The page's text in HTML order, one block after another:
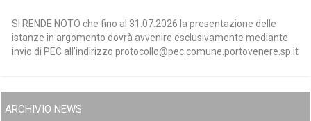
SI RENDE NOTO che fino al 31.07.2026 la presentazione delle
istanze in argomento dovrà avvenire esclusivamente mediante
invio di PEC all’indirizzo protocollo@pec.comune.portovenere.sp.it
ARCHIVIO NEWS